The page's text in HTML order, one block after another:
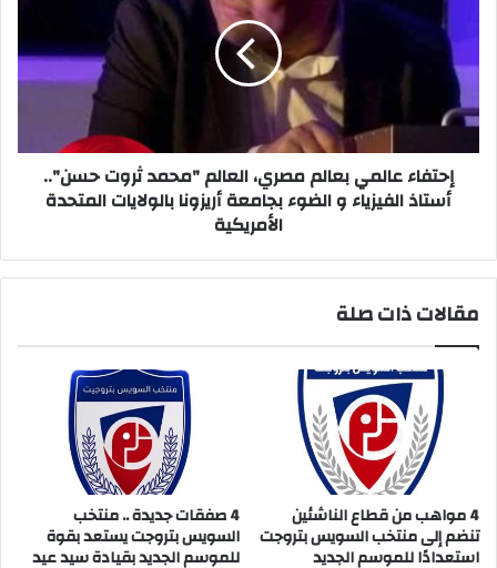
سبل
تعزيز
التعاون
المشترك
مصري،
العالم
"محمد
ثروت
حسن"..
أستاذ
الفيزياء
أريزونا
المتحدة
إحتفاء عالمي بعالم مصري، العالم "محمد ثروت حسن"..
أستاذ الفيزياء و الضوء بجامعة أريزونا بالولايات المتحدة
الأمريكية
مقالات ذات صلة
4 مواهب من قطاع الناشئين
تنضم إلى منتخب السويس بتروجت
استعدادًا للموسم الجديد
4 صفقات جديدة .. منتخب
السويس بتروجت يستعد بقوة
للموسم الجديد بقيادة سيد عيد